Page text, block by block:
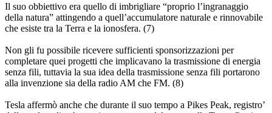
Il suo obbiettivo era quello di imbrigliare “proprio l’ingranaggio
della natura” attingendo a quell’accumulatore naturale e rinnovabile
che esiste tra la Terra e la ionosfera. (7)
Non gli fu possibile ricevere sufficienti sponsorizzazioni per
completare quei progetti che implicavano la trasmissione di energia
senza fili, tuttavia la sua idea della trasmissione senza fili portarono
alla invenzione sia della radio AM che FM. (8)
Tesla affermò anche che durante il suo tempo a Pikes Peak, registro’